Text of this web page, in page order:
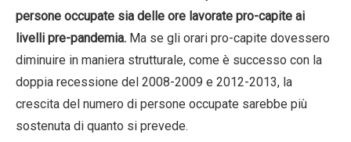
persone occupate sia delle ore lavorate pro-capite ai
livelli pre-pandemia. Ma se gli orari pro-capite dovessero
diminuire in maniera strutturale, come è successo con la
doppia recessione del 2008-2009 e 2012-2013, la
crescita del numero di persone occupate sarebbe più
sostenuta di quanto si prevede.